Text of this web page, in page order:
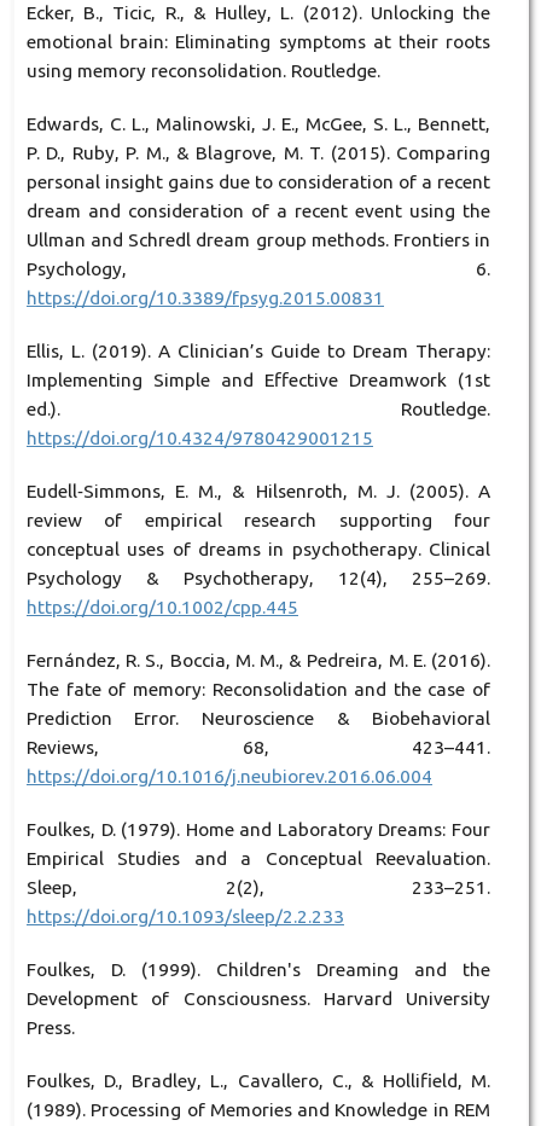
Ecker, B., Ticic, R., & Hulley, L. (2012). Unlocking the
emotional brain: Eliminating symptoms at their roots
using memory reconsolidation. Routledge.
Edwards, C. L., Malinowski, J. E., McGee, S. L., Bennett,
P. D., Ruby, P. M., & Blagrove, M. T. (2015). Comparing
personal insight gains due to consideration of a recent
dream and consideration of a recent event using the
Ullman and Schredl dream group methods. Frontiers in
Psychology, 6.
https://doi.org/10.3389/fpsyg.2015.00831
Ellis, L. (2019). A Clinician’s Guide to Dream Therapy:
Implementing Simple and Effective Dreamwork (1st
ed.). Routledge.
https://doi.org/10.4324/9780429001215
Eudell‐Simmons, E. M., & Hilsenroth, M. J. (2005). A
review of empirical research supporting four
conceptual uses of dreams in psychotherapy. Clinical
Psychology & Psychotherapy, 12(4), 255–269.
https://doi.org/10.1002/cpp.445
Fernández, R. S., Boccia, M. M., & Pedreira, M. E. (2016).
The fate of memory: Reconsolidation and the case of
Prediction Error. Neuroscience & Biobehavioral
Reviews, 68, 423–441.
https://doi.org/10.1016/j.neubiorev.2016.06.004
Foulkes, D. (1979). Home and Laboratory Dreams: Four
Empirical Studies and a Conceptual Reevaluation.
Sleep, 2(2), 233–251.
https://doi.org/10.1093/sleep/2.2.233
Foulkes, D. (1999). Children's Dreaming and the
Development of Consciousness. Harvard University
Press.
Foulkes, D., Bradley, L., Cavallero, C., & Hollifield, M.
(1989). Processing of Memories and Knowledge in REM